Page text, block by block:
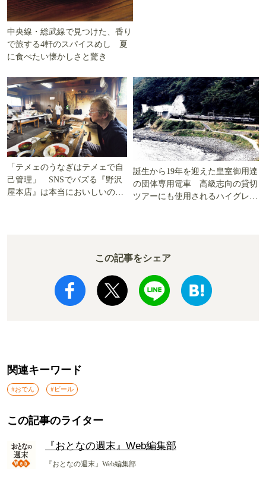
中央線・総武線で見つけた、香り
で旅する4軒のスパイスめし 夏
に食べたい懐かしさと驚き
「テメェのうなぎはテメェで自
己管理」 SNSでバズる『野沢
屋本店』は本当においしいの
誕生から19年を迎えた皇室御用達
の団体専用電車 高級志向の貸切
ツアーにも使用されるハイグレー
この記事をシェア
関連キーワード
#おでん #ビール
この記事のライター
『おとなの週末』Web編集部
『おとなの週末』Web編集部